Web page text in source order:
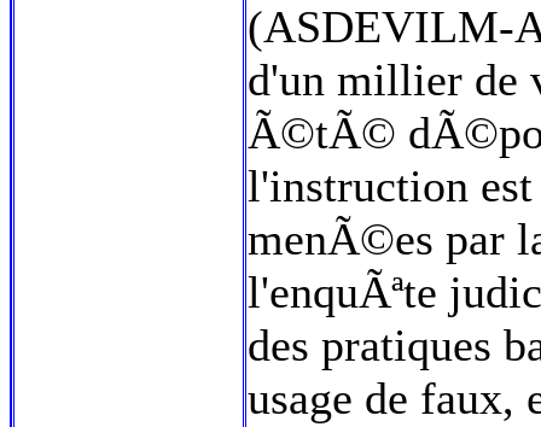
(ASDEVILM-
d'un millier de
Ã©tÃ©
l'instruction
menÃ©es par
l'enquÃªte
des pratiques
usage de faux,